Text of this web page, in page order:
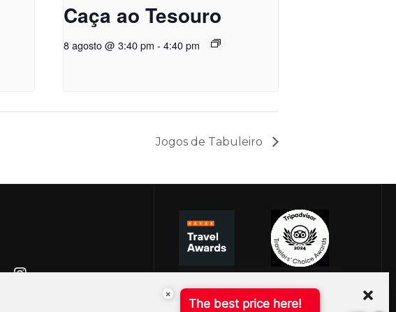
Caça ao Tesouro
8 agosto @ 3:40 pm - 4:40 pm
Jogos de Tabuleiro
×
The best price here!